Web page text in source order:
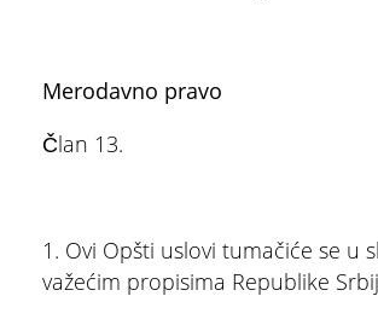
Merodavno pravo
Član 13.
1. Ovi Opšti uslovi tumačiće se u
važećim propisima Republike